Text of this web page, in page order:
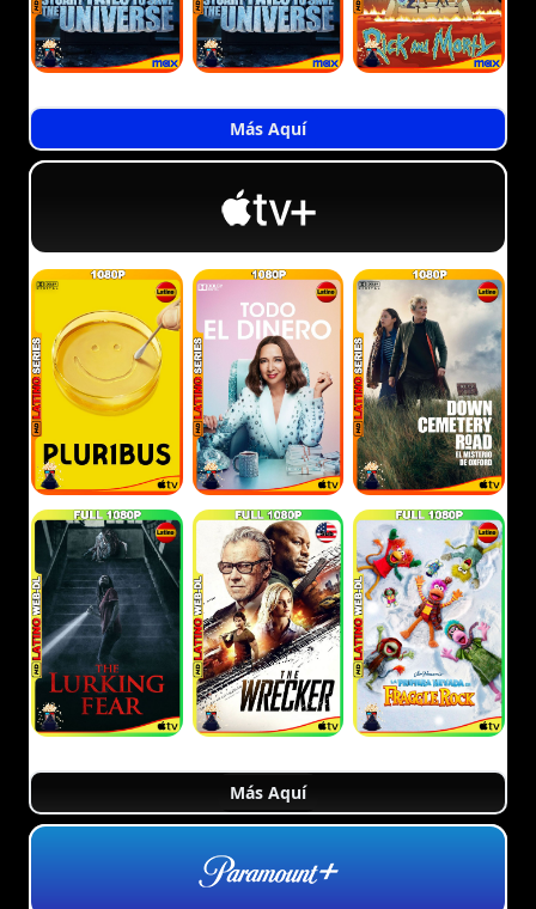
Más Aquí
Más Aquí